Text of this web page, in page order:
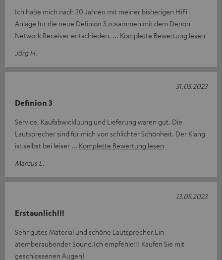
Ich habe mich nach 20 Jahren mit meiner bisherigen HiFi
Anlage für die neue Definion 3 zusammen mit dem Denon
Network Receiver entschieden.
Komplette Bewertung lesen
Jörg H.
Definion 3
Service, Kaufabwickluung und Lieferung waren gut. Die
Lautsprecher sind für mich von schlichter Schönheit. Der Klang
ist selbst bei leiser
Komplette Bewertung lesen
Marcus L.
31.05.2023
Erstaunlich!!!
Sehr gutes Material und schöne Lautsprecher.Ein
atemberaubender Sound.Ich empfehle!!! Kaufen Sie mit
geschlossenen Augen!
13.05.2023